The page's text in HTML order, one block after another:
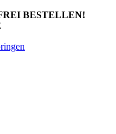
BESTELLEN!